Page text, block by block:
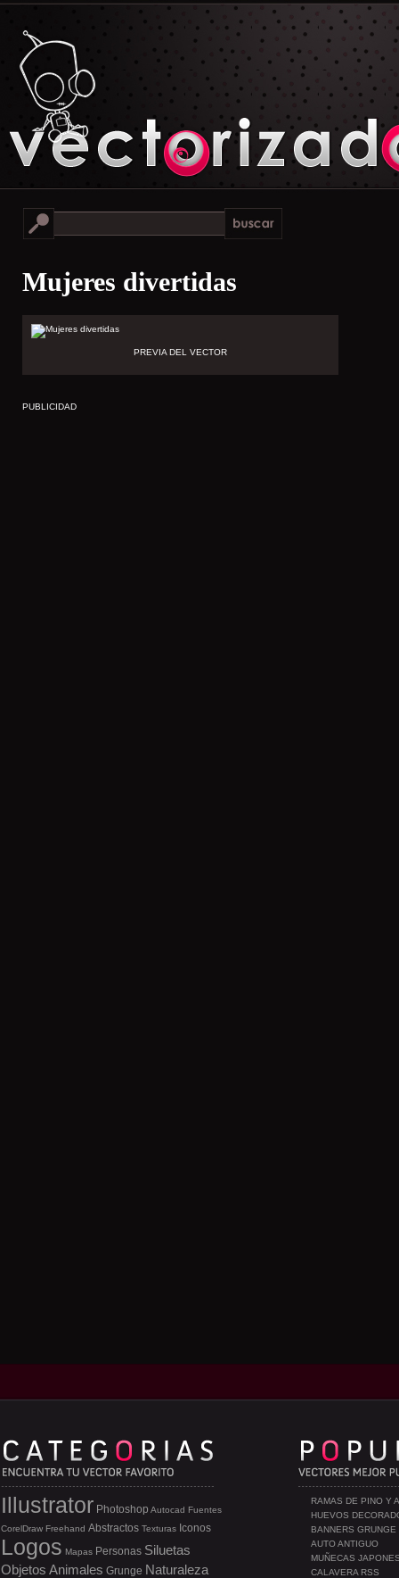
Mujeres divertidas
PREVIA DEL VECTOR
PUBLICIDAD
RAMAS DE PINO Y
HUEVOS
BANNERS GRUNGE
AUTO ANTIGUO
MUÑECAS
CALAVERA RSS
Illustrator Photoshop Autocad Fuentes
CorelDraw Freehand Abstractos Texturas Iconos
Logos Mapas Personas Siluetas
Objetos Animales Grunge Naturaleza